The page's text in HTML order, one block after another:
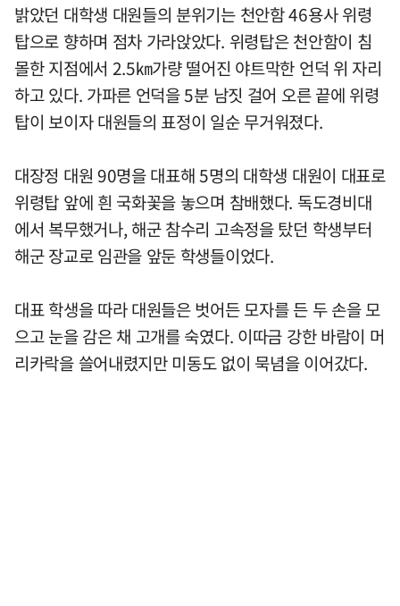
밝았던 대학생 대원들의 분위기는 천안함 46용사 위령
탑으로 향하며 점차 가라앉았다. 위령탑은 천안함이 침
몰한 지점에서 2.5㎞가량 떨어진 야트막한 언덕 위 자리
하고 있다. 가파른 언덕을 5분 남짓 걸어 오른 끝에 위령
탑이 보이자 대원들의 표정이 일순 무거워졌다.
대장정 대원 90명을 대표해 5명의 대학생 대원이 대표로
위령탑 앞에 흰 국화꽃을 놓으며 참배했다. 독도경비대
에서 복무했거나, 해군 참수리 고속정을 탔던 학생부터
해군 장교로 임관을 앞둔 학생들이었다.
대표 학생을 따라 대원들은 벗어든 모자를 든 두 손을 모
으고 눈을 감은 채 고개를 숙였다. 이따금 강한 바람이 머
리카락을 쓸어내렸지만 미동도 없이 묵념을 이어갔다.